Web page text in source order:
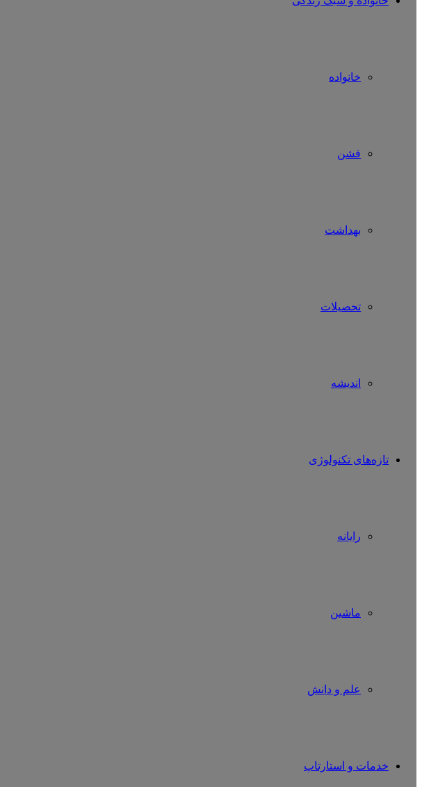
خانواده
فشن
بهداشت
تحصیلات
اندیشه
تازه‌های تکنولوژی
رایانه
ماشین
علم و دانش
خدمات و استارتاپ